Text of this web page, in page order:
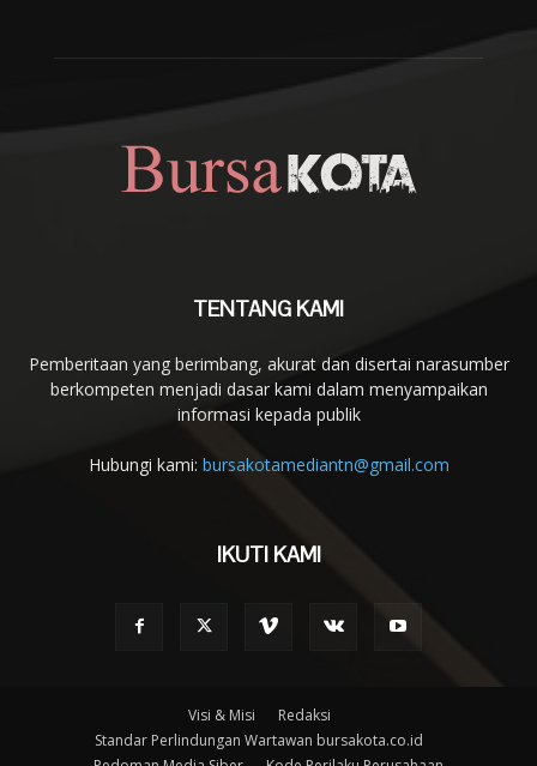
TENTANG KAMI
Pemberitaan yang berimbang, akurat dan disertai narasumber
berkompeten menjadi dasar kami dalam menyampaikan
informasi kepada publik
Hubungi kami: bursakotamediantn@gmail.com
IKUTI KAMI
Visi & Misi
Redaksi
Standar Perlindungan Wartawan bursakota.co.id